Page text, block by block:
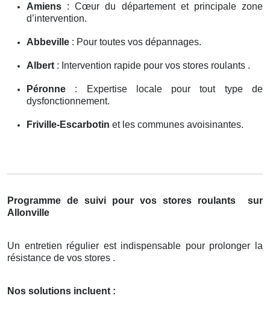
Amiens : Cœur du département et principale zone
d’intervention.
Abbeville : Pour toutes vos dépannages.
Albert : Intervention rapide pour vos stores roulants .
Péronne : Expertise locale pour tout type de
dysfonctionnement.
Friville-Escarbotin et les communes avoisinantes.
Programme de suivi pour vos stores roulants
sur
Allonville
Un entretien régulier est indispensable pour prolonger la
résistance de vos stores .
Nos solutions incluent :